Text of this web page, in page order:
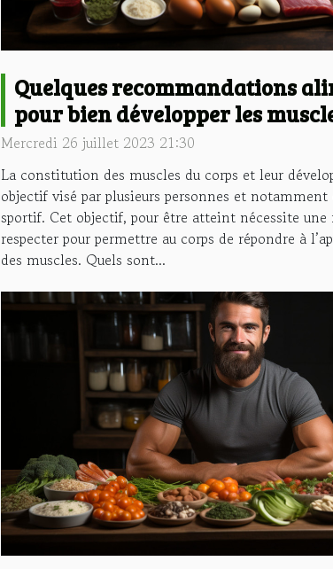
Quelques recommandations
pour bien développer les
Mercredi 26 juillet 2023 21:30
La constitution des muscles du corps et leur
objectif visé par plusieurs personnes et notamment
sportif. Cet objectif, pour être atteint nécessite
respecter pour permettre au corps de répondre à
des muscles. Quels sont...